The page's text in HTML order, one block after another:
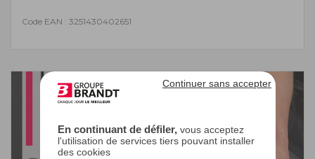
En continuant de défiler,vous acceptez
l'utilisation de services tiers pouvant installer
des cookies
Continuer sans accepter
Code EAN : 3251430402651